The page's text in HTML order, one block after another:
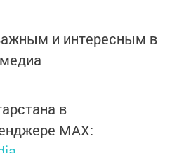
и интересным в
в
MАХ: